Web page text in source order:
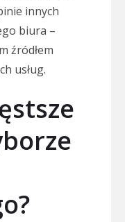
innych
biura –
źródłem
usług.